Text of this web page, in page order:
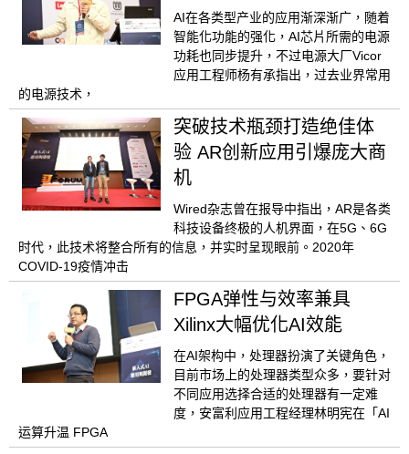
AI在各类型产业的应用渐深渐广，随着
智能化功能的强化，AI芯片所需的电源
功耗也同步提升，不过电源大厂Vicor
应用工程师杨有承指出，过去业界常用
的电源技术，
突破技术瓶颈打造绝佳体
验 AR创新应用引爆庞大商
机
Wired杂志曾在报导中指出，AR是各类
科技设备终极的人机界面，在5G、6G
时代，此技术将整合所有的信息，并实时呈现眼前。2020年
COVID-19疫情冲击
FPGA弹性与效率兼具
Xilinx大幅优化AI效能
在AI架构中，处理器扮演了关键角色，
目前市场上的处理器类型众多，要针对
不同应用选择合适的处理器有一定难
度，安富利应用工程经理林明宪在「AI
运算升温 FPGA